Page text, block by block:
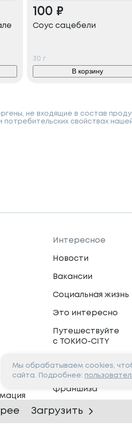
100 ₽
Соус сацебели
30 г
В корзину
не входящие в состав
свойствах
Интересное
Новости
Вакансии
Социальная жизнь
Это интересно
Путешествуйте
с ТОКИО-CITY
Партнёрам
Франшиза
Сотрудничество
Мы обрабатываем cookies,
сайта. Подробнее:
Загрузить